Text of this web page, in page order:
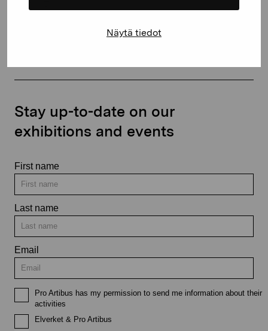
Näytä tiedot
Stay up-to-date on our
exhibitions and events
First name
Last name
Email
Pro Artibus has my permission to send me information about their
activities
Elverket & Pro Artibus